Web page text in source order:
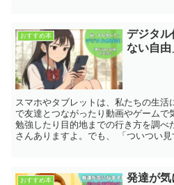
おすすめ本
デジタ
ない自
スマホやタブレットは、私たちの生活
で友達とつながったり動画やゲームで
勉強したり目的地までの行き方を調べ
さんありますよ。でも、 「ついつい見
おすすめ本
発達が